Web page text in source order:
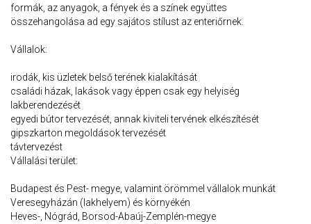
formák, az anyagok, a fények és a színek együttes
összehangolása ad egy sajátos stílust az enteriőrnek.
Vállalok:
irodák, kis üzletek belső terének kialakítását
családi házak, lakások vagy éppen csak egy helyiség
lakberendezését
egyedi bútor tervezését, annak kiviteli tervének elkészítését
gipszkarton megoldások tervezését
távtervezést
Vállalási terület:
Budapest és Pest- megye, valamint örömmel vállalok munkát
Veresegyházán (lakhelyem) és környékén
Heves-, Nógrád, Borsod-Abaúj-Zemplén-megye